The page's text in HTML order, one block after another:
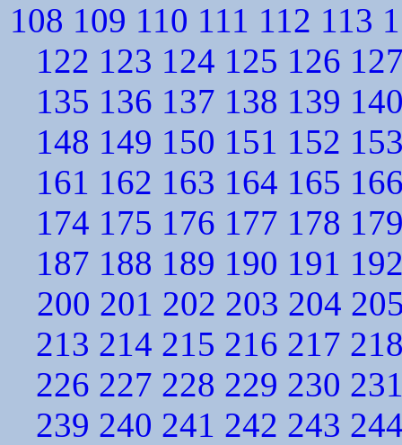
108 109 110 111 112 113
122 123 124 125 126
135 136 137 138 139
148 149 150 151 152
161 162 163 164 165
174 175 176 177 178
187 188 189 190 191
200 201 202 203 204
213 214 215 216 217
226 227 228 229 230
239 240 241 242 243